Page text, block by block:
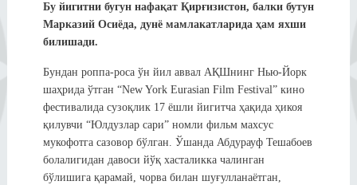
Бу йигитни бугун нафақат Қирғизистон, балки бутун
Марказий Осиёда, дунё мамлакатларида ҳам яхши
билишади.
Бундан роппа-роса ўн йил аввал АҚШнинг Нью-Йорк
шаҳрида ўтган “New York Eurasian Film Festival” кино
фестивалида сузоқлик 17 ёшли йигитча ҳақида ҳикоя
қилувчи “Юлдузлар сари” номли фильм махсус
мукофотга сазовор бўлган. Ўшанда Абдурауф Тешабоев
болалигидан давоси йўқ хасталикка чалинган
бўлишига қарамай, чорва билан шуғулланаётган,